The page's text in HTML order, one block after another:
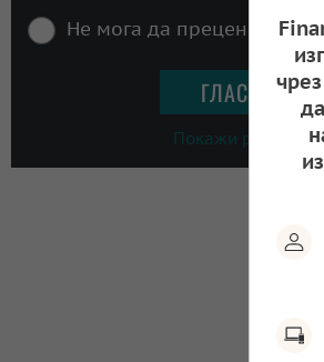
Не мога да преценя
Покажи резултати